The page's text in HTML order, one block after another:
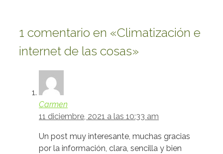
1 comentario en «Climatización e
internet de las cosas»
Carmen
11 diciembre, 2021 a las 10:33 am
Un post muy interesante, muchas gracias
por la información, clara, sencilla y bien